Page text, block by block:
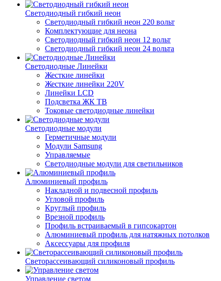
Светодиодный гибкий неон
Светодиодный гибкий неон 220 вольт
Комплектующие для неона
Светодиодный гибкий неон 12 вольт
Светодиодный гибкий неон 24 вольта
Светодиодные Линейки
Жесткие линейки
Жесткие линейки 220V
Линейки LCD
Подсветка ЖК ТВ
Токовые светодиодные линейки
Светодиодные модули
Герметичные модули
Модули Samsung
Управляемые
Светодиодные модули для светильников
Алюминиевый профиль
Накладной и подвесной профиль
Угловой профиль
Круглый профиль
Врезной профиль
Профиль встраиваемый в гипсокартон
Алюминиевый профиль для натяжных потолков
Аксессуары для профиля
Светорассеивающий силиконовый профиль
Управление светом